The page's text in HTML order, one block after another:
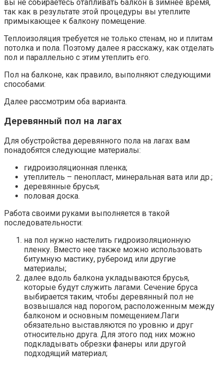
вы не собираетесь отапливать балкон в зимнее время,
так как в результате этой процедуры вы утеплите
примыкающее к балкону помещение.
Теплоизоляция требуется не только стенам, но и плитам
потолка и пола. Поэтому далее я расскажу, как отделать
пол и параллельно с этим утеплить его.
Пол на балконе, как правило, выполняют следующими
способами:
Далее рассмотрим оба варианта.
Деревянный пол на лагах
Для обустройства деревянного пола на лагах вам
понадобятся следующие материалы:
гидроизоляционная пленка;
утеплитель – пенопласт, минеральная вата или др.;
деревянные брусья;
половая доска.
Работа своими руками выполняется в такой
последовательности:
на пол нужно настелить гидроизоляционную
пленку. Вместо нее также можно использовать
битумную мастику, рубероид или другие
материалы;
далее вдоль балкона укладываются брусья,
которые будут служить лагами. Сечение бруса
выбирается таким, чтобы деревянный пол не
возвышался над порогом, расположенным между
балконом и основным помещением.Лаги
обязательно выставляются по уровню и друг
относительно друга. Для этого под них можно
подкладывать обрезки фанеры или другой
подходящий материал;